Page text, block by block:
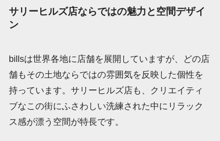
サリーヒルズ店ならではの魅力と空間デザイ
ン
billsは世界各地に店舗を展開していますが、どの店
舗もその土地ならではの雰囲気を反映した個性を
持っています。サリーヒルズ店も、クリエイティ
ブなこの街にふさわしい洗練された中にリラック
ス感が漂う空間が特長です。